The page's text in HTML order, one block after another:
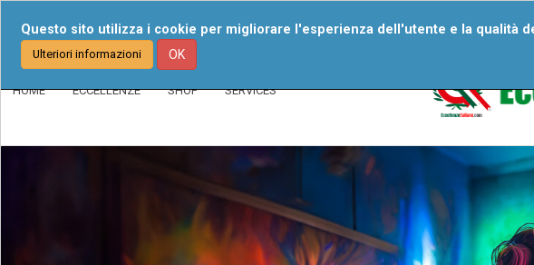
Questo sito utilizza i cookie per migliorare l'esperienza dell'utente e la qualità
Ulteriori informazioni OK
HOME ECCELLENZE SHOP SERVICES